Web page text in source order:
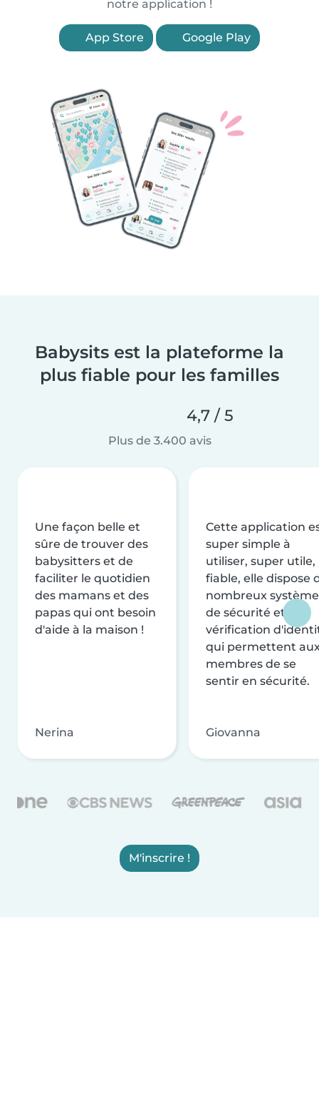
notre application !
App Store Google Play
Babysits est la plateforme la
plus fiable pour les familles
4,7 / 5
Plus de 3.400 avis
Une façon belle et
sûre de trouver des
babysitters et de
faciliter le quotidien
des mamans et des
papas qui ont besoin
d'aide à la maison !
Nerina
Cette application
super simple à
utiliser, super utile,
fiable, elle dispose
nombreux
de sécurité et de
vérification
qui permettent
membres de se
sentir en sécurité.
Giovanna
M'inscrire !